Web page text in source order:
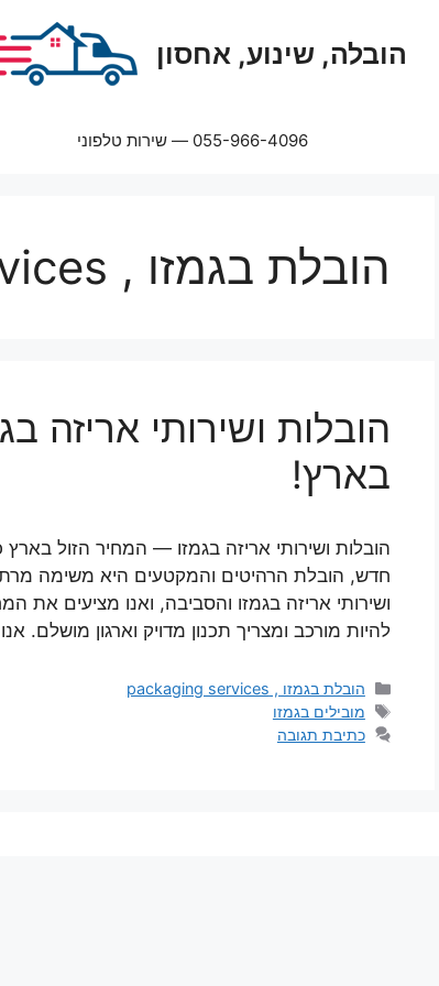
הובלה, שינוע, אחסון
055-966-4096 — שירות טלפוני
הובלת בגמזו , packaging services
הובלות ושירותי אריזה
בארץ!
הובלות ושירותי אריזה בגמזו — המחיר הזול
חדש, הובלת הרהיטים והמקטעים היא משימה
ושירותי אריזה בגמזו והסביבה, ואנו מציעים את
להיות מורכב ומצריך תכנון מדויק וארגון מושלם.
קטגוריות
הובלת בגמזו , packaging services
תגיות
מובילים בגמזו
כתיבת תגובה